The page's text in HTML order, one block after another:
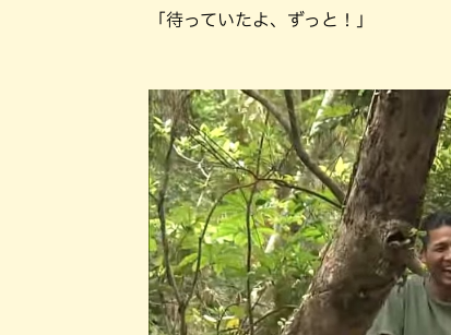
「待っていたよ、ずっと！」